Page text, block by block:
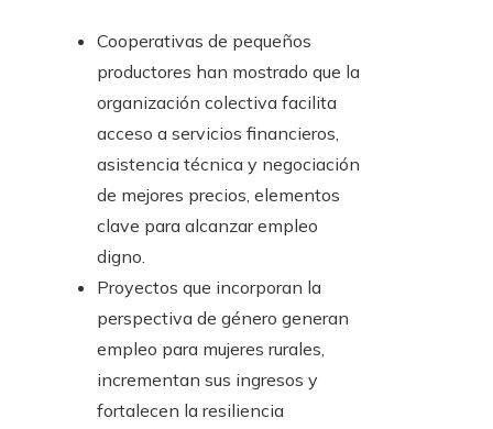
Cooperativas de pequeños
productores han mostrado que la
organización colectiva facilita
acceso a servicios financieros,
asistencia técnica y negociación
de mejores precios, elementos
clave para alcanzar empleo
digno.
Proyectos que incorporan la
perspectiva de género generan
empleo para mujeres rurales,
incrementan sus ingresos y
fortalecen la resiliencia